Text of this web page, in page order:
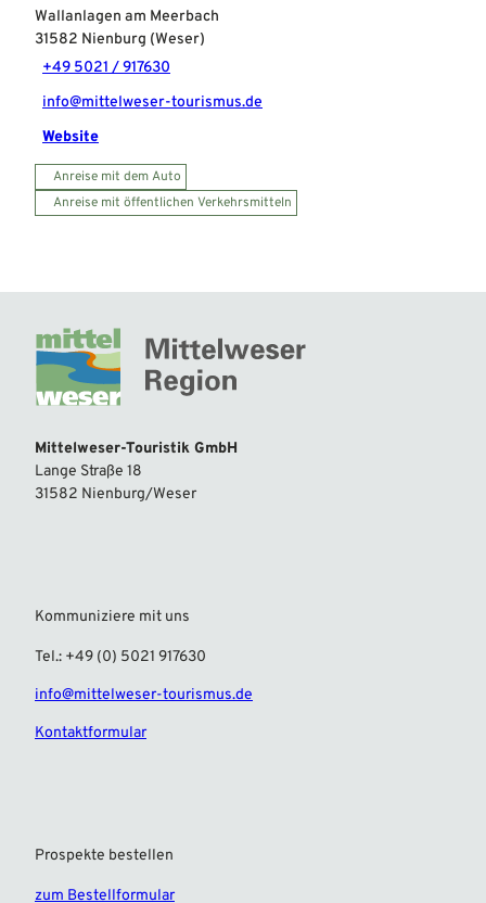
Wallanlagen am Meerbach
31582 Nienburg (Weser)
+49 5021 / 917630
info@mittelweser-tourismus.de
Website
Anreise mit dem Auto
Anreise mit öffentlichen Verkehrsmitteln
Mittelweser-Touristik GmbH
Lange Straße 18
31582 Nienburg/Weser
Kommuniziere mit uns
Tel.: +49 (0) 5021 917630
info@mittelweser-tourismus.de
Kontaktformular
Prospekte bestellen
zum Bestellformular